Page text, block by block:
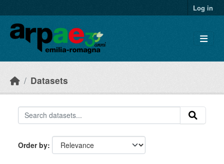
Log in
Datasets
Order by